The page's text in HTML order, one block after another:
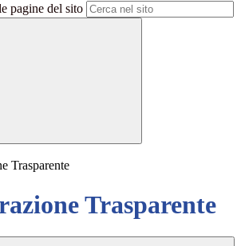
pagine del sito
Trasparente
Trasparente